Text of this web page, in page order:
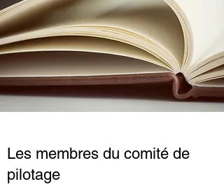
Les membres du comité de
pilotage